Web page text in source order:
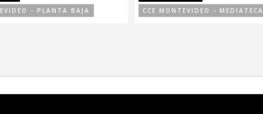
- PLANTA BAJA
CCE MONTEVIDEO - MEDIATECA